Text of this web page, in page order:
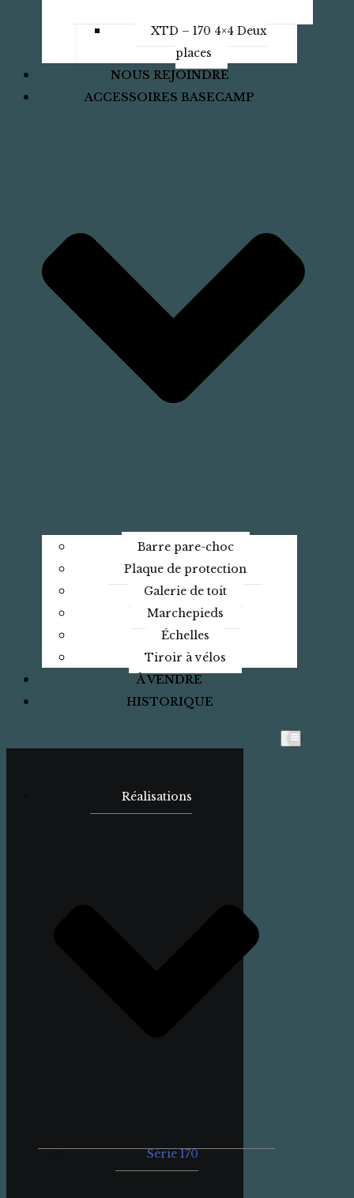
XTD – 170 4×4 Deux
places
NOUS REJOINDRE
ACCESSOIRES BASECAMP
Barre pare-choc
Plaque de protection
Galerie de toit
Marchepieds
Échelles
Tiroir à vélos
À VENDRE
HISTORIQUE
Réalisations
Série 170